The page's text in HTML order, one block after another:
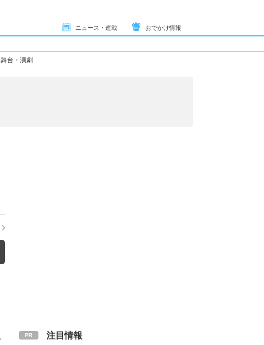
ニュース・連載 おでかけ情報
舞台・演劇
注目情報